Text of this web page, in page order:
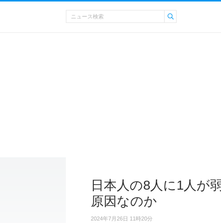
日本人の8人に1人が
原因なのか
2024年7月26日 11時20分